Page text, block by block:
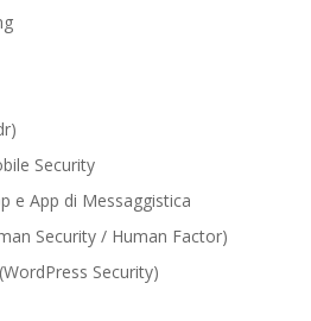
Security
e App di Messaggistica
Security / Human Factor)
Security)